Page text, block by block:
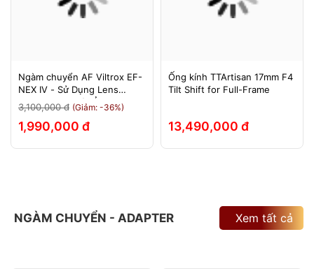
Ngàm chuyển AF Viltrox EF-
NEX IV - Sử Dụng Lens
Canon Trên Máy Ảnh Sony
E-Mount - Bảo Hành 12
Tháng.
3,100,000 đ (Giảm: -36%)
1,990,000 đ
Ống kính TTArtisan 17mm F4
Tilt Shift for Full-Frame
13,490,000 đ
NGÀM CHUYỂN - ADAPTER Xem tất cả